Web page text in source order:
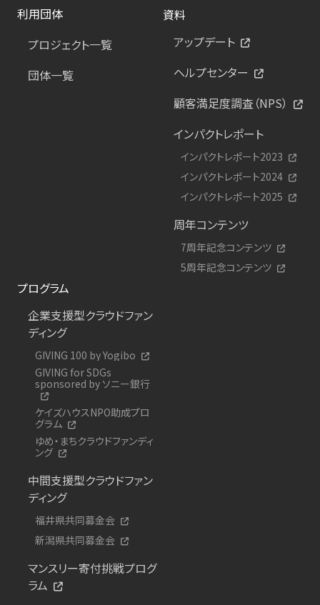
利用団体
プロジェクト一覧
団体一覧
資料
アップデート
ヘルプセンター
顧客満足度調査（NPS）
インパクトレポート
インパクトレポート2023
インパクトレポート2024
インパクトレポート2025
周年コンテンツ
7周年記念コンテンツ
5周年記念コンテンツ
プログラム
企業支援型クラウドファン
ディング
GIVING 100 by Yogibo
GIVING for SDGs
sponsored by ソニー銀行
ケイズハウスNPO助成プロ
グラム
ゆめ・まちクラウドファンディ
ング
中間支援型クラウドファン
ディング
福井県共同募金会
新潟県共同募金会
マンスリー寄付挑戦プログ
ラム